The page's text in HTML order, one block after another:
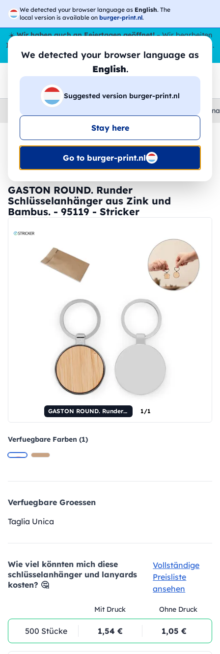
We detected your browser language as English. The
local version is available on burger-print.nl.
We detected your browser language as
English.
Suggested version burger-print.nl
Stay here
Go to burger-print.nl
☀️Wir haben auch an Feiertagen geöffnet!– Wir bearbeiten
Ihre Bestellungen den ganzen Sommer über,
sogar im August.
😎🌴
Home schlusselanhanger-und-lanyards-
🔥 -30 % DTF-Druck
GASTON ROUND. Runder
Schlüsselanhänger aus Zink und
Bambus. - 95119 - Stricker
GASTON ROUND. Runder Schlüsselanhänger aus Zink und Bambus. 1/1
Verfuegbare Farben (1)
Verfuegbare Groessen
Taglia Unica
Wie viel könnten mich diese
schlüsselanhänger und lanyards
kosten? 🤔
Vollständige
Preisliste
ansehen
Mit Druck Ohne Druck
500 Stücke 1,54 € 1,05 €